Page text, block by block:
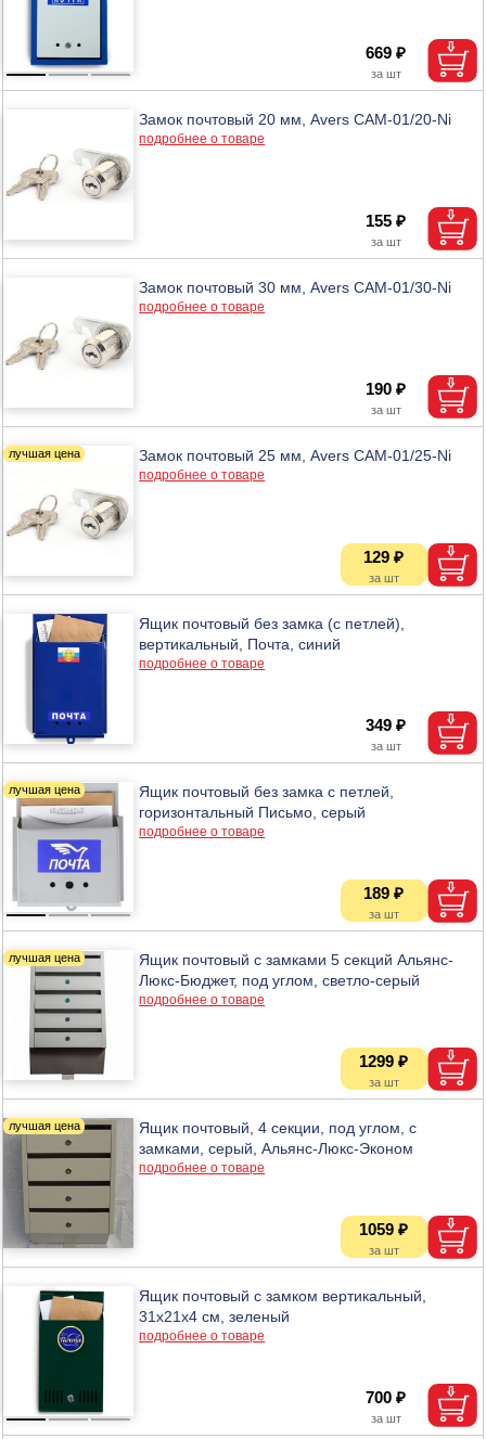
669 ₽
Замок почтовый 20 мм, Avers САМ-01/20-Ni
подробнее о товаре
155 ₽
Замок почтовый 30 мм, Avers САМ-01/30-Ni
подробнее о товаре
190 ₽
Замок почтовый 25 мм, Avers САМ-01/25-Ni
подробнее о товаре
129 ₽
Ящик почтовый без замка (с петлей),
вертикальный, Почта, синий
подробнее о товаре
349 ₽
Ящик почтовый без замка с петлей,
горизонтальный Письмо, серый
подробнее о товаре
189 ₽
Ящик почтовый с замками 5 секций Альянс-
Люкс-Бюджет, под углом, светло-серый
подробнее о товаре
1299 ₽
Ящик почтовый, 4 секции, под углом, с
замками, серый, Альянс-Люкс-Эконом
подробнее о товаре
1059 ₽
Ящик почтовый с замком вертикальный,
31х21х4 см, зеленый
подробнее о товаре
700 ₽